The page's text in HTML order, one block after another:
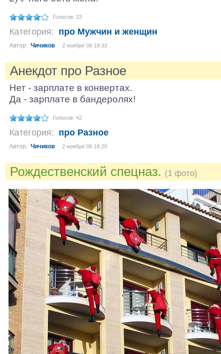
Голосов: 33
Категория: про Мужчин и женщин
Автор: Чичиков 2 ноября´06 19:33
Анекдот про Разное
Нет - зарплате в конвертах.
Да - зарплате в бандеролях!
Голосов: 42
Категория: про Разное
Автор: Чичиков 2 ноября´06 18:20
Рождественский спецназ. (1 фото)